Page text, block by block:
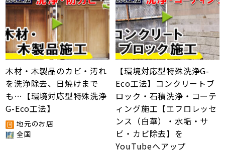
木材・木製品のカビ・汚れ
を洗浄除去、日焼けまで
も…【環境対応型特殊洗浄
G-Eco工法】
地元のお店
全国
【環境対応型特殊洗浄G-
Eco工法】コンクリートブ
ロック・石積洗浄・コーテ
ィング施工【エフロレッセ
ンス（白華）・水垢・サ
ビ・カビ除去】を
YouTubeへアップ